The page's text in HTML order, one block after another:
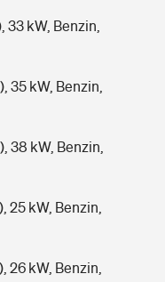
33 kW, Benzin,
35 kW, Benzin,
38 kW, Benzin,
25 kW, Benzin,
26 kW, Benzin,